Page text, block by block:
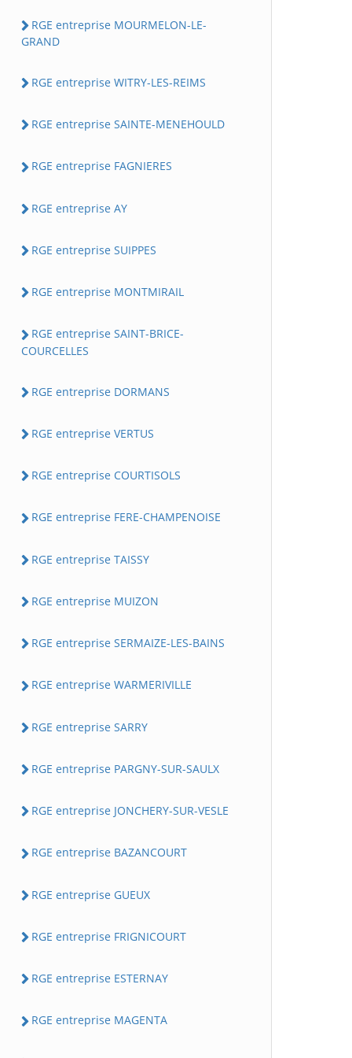
RGE entreprise MOURMELON-LE-
GRAND
RGE entreprise WITRY-LES-REIMS
RGE entreprise SAINTE-MENEHOULD
RGE entreprise FAGNIERES
RGE entreprise AY
RGE entreprise SUIPPES
RGE entreprise MONTMIRAIL
RGE entreprise SAINT-BRICE-
COURCELLES
RGE entreprise DORMANS
RGE entreprise VERTUS
RGE entreprise COURTISOLS
RGE entreprise FERE-CHAMPENOISE
RGE entreprise TAISSY
RGE entreprise MUIZON
RGE entreprise SERMAIZE-LES-BAINS
RGE entreprise WARMERIVILLE
RGE entreprise SARRY
RGE entreprise PARGNY-SUR-SAULX
RGE entreprise JONCHERY-SUR-VESLE
RGE entreprise BAZANCOURT
RGE entreprise GUEUX
RGE entreprise FRIGNICOURT
RGE entreprise ESTERNAY
RGE entreprise MAGENTA